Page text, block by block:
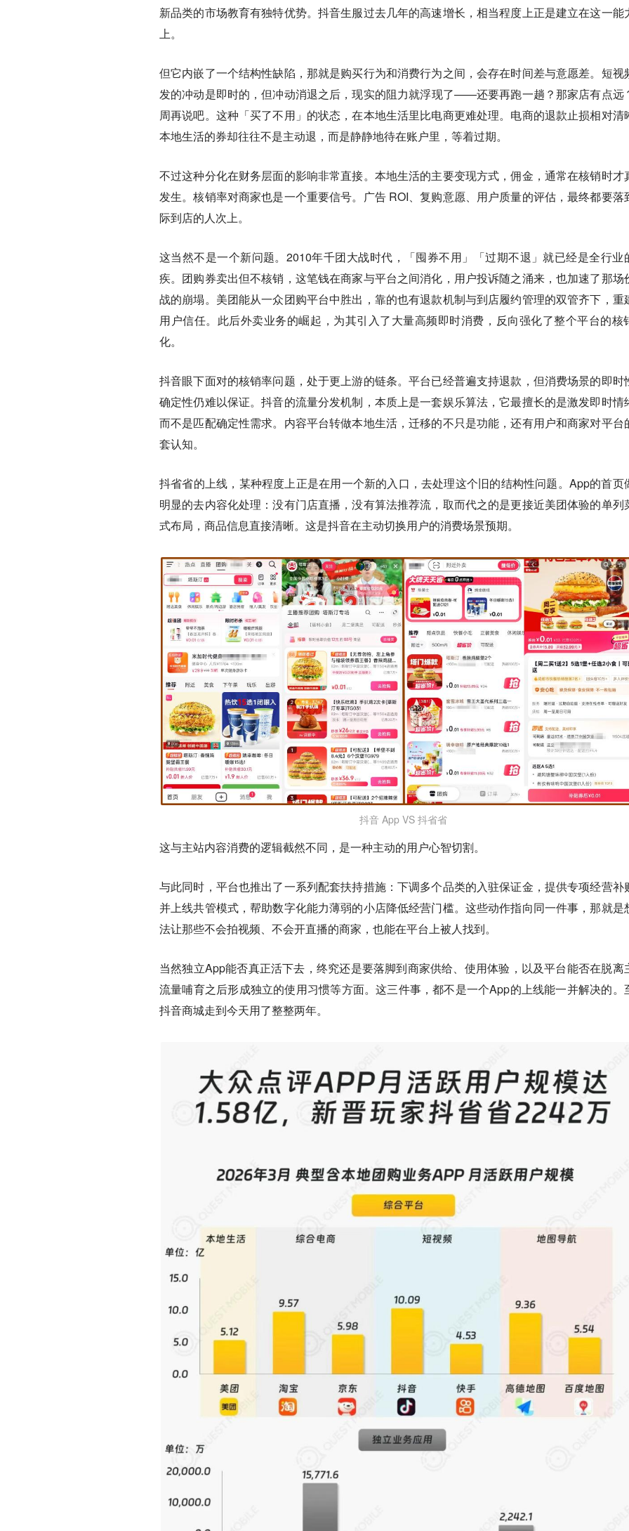
新品类的市场教育有独特优势。抖音生服过去几年的高速增长，相当程度上正是建立在这一能
上。
但它内嵌了一个结构性缺陷，那就是购买行为和消费行为之间，会存在时间差与意愿差。 短视
发的冲动是即时的，但冲动消退之后，现实的阻力就浮现了——还要再跑一趟？那家店有点远
周再说吧。这种「买了不用」的状态，在本地生活里比电商更难处理。电商的退款止损相对清
本地生活的券却往往不是主动退，而是静静地待在账户里，等着过期。
不过这种分化在财务层面的影响非常直接。本地生活的主要变现方式，佣金，通常在核销时才
发生。核销率对商家也是一个重要信号。广告 ROI、复购意愿、用户质量的评估，最终都要落
际到店的人次上。
这当然不是一个新问题。2010年千团大战时代，「囤券不用」「过期不退」就已经是全行业
疾。团购券卖出但不核销，这笔钱在商家与平台之间消化，用户投诉随之涌来，也加速了那场
战的崩塌。美团能从一众团购平台中胜出，靠的也有退款机制与到店履约管理的双管齐下，重
用户信任。此后外卖业务的崛起，为其引入了大量高频即时消费，反向强化了整个平台的核
化。
抖音眼下面对的核销率问题，处于更上游的链条。平台已经普遍支持退款，但消费场景的即时
确定性仍难以保证。抖音的流量分发机制，本质上是一套娱乐算法，它最擅长的是激发即时情
而不是匹配确定性需求。内容平台转做本地生活，迁移的不只是功能，还有用户和商家对平台
套认知。
抖省省的上线，某种程度上正是在用一个新的入口，去处理这个旧的结构性问题。 App的首页
明显的去内容化处理：没有门店直播，没有算法推荐流，取而代之的是更接近美团体验的单列
式布局，商品信息直接清晰。这是抖音在主动切换用户的消费场景预期。
抖音 App VS 抖省省
这与主站内容消费的逻辑截然不同，是一种主动的用户心智切割。
与此同时，平台也推出了一系列配套扶持措施：下调多个品类的入驻保证金，提供专项经营补
并上线共管模式，帮助数字化能力薄弱的小店降低经营门槛。这些动作指向同一件事，那就是
法让那些不会拍视频、不会开直播的商家，也能在平台上被人找到。
当然独立App能否真正活下去，终究还是要落脚到商家供给、使用体验，以及平台能否在脱离
流量哺育之后形成独立的使用习惯等方面。这三件事，都不是一个App的上线能一并解决的。
抖音商城走到今天用了整整两年。